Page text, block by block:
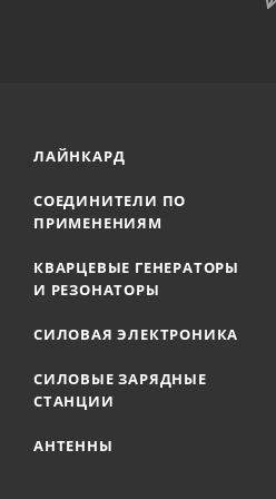
ЛАЙНКАРД
СОЕДИНИТЕЛИ ПО
ПРИМЕНЕНИЯМ
КВАРЦЕВЫЕ ГЕНЕРАТОРЫ
И РЕЗОНАТОРЫ
СИЛОВАЯ ЭЛЕКТРОНИКА
СИЛОВЫЕ ЗАРЯДНЫЕ
СТАНЦИИ
АНТЕННЫ